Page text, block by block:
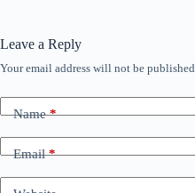
Leave a Reply
Your email address will not be published.
Name*
Email*